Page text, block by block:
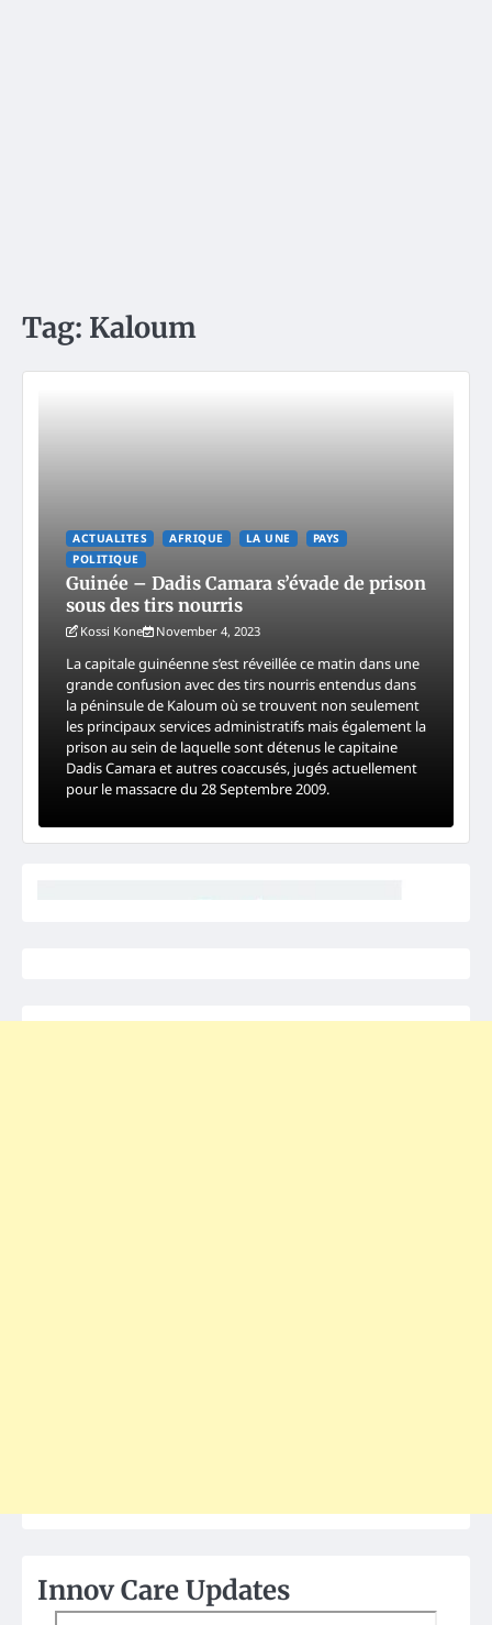
Tag: Kaloum
ACTUALITES AFRIQUE LA UNE
PAYS
POLITIQUE
Guinée – Dadis Camara s’évade de prison
sous des tirs nourris
Kossi Kone November 4, 2023
La capitale guinéenne s’est réveillée ce matin dans une
grande confusion avec des tirs nourris entendus dans
la péninsule de Kaloum où se trouvent non seulement
les principaux services administratifs mais également la
prison au sein de laquelle sont détenus le capitaine
Dadis Camara et autres coaccusés, jugés actuellement
pour le massacre du 28 Septembre 2009.
Innov Care Updates